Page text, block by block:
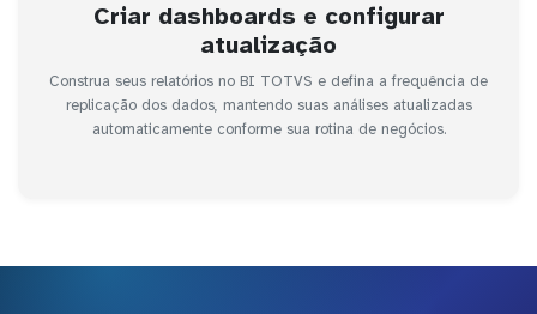
Criar dashboards e configurar
atualização
Construa seus relatórios no BI TOTVS e defina a frequência de
replicação dos dados, mantendo suas análises atualizadas
automaticamente conforme sua rotina de negócios.